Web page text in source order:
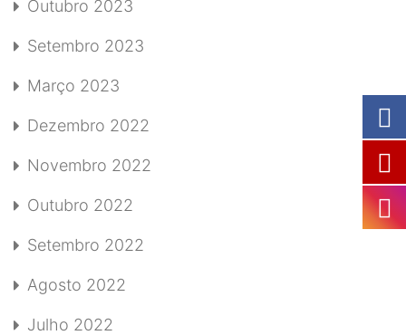
Outubro 2023
Setembro 2023
Março 2023
Dezembro 2022
Novembro 2022
Outubro 2022
Setembro 2022
Agosto 2022
Julho 2022